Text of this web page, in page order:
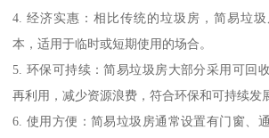
4. 经济实惠：相比传统的垃圾房，简易垃
本，适用于临时或短期使用的场合。
5. 环保可持续：简易垃圾房大部分采用可回
再利用，减少资源浪费，符合环保和可持续发
6. 使用方便：简易垃圾房通常设置有门窗、